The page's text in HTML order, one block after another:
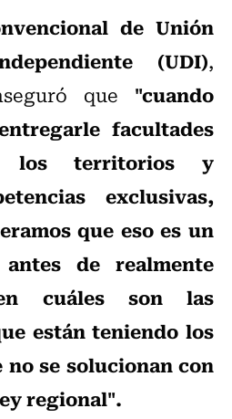
de Unión
(UDI),
que "cuando
facultades
los territorios y
exclusivas,
que eso es un
de realmente
cuáles son las
están teniendo los
se solucionan con
regional".